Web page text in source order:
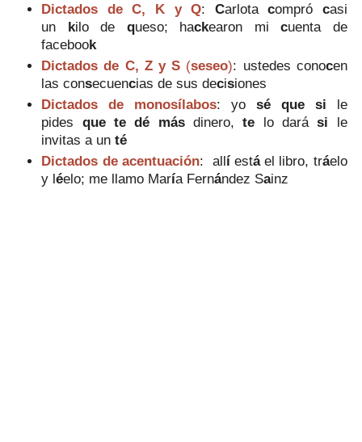
Dictados de C, K y Q: Carlotacompró casi
un kilo de queso; hackearon micuenta de
facebook
Dictados de C, Z y S (seseo): ustedes conocen
las consecuencias de sus decisiones
Dictados de monosílabos:yo sé que si le
pides que te dé másdinero,te lo darási le
invitas a unté
Dictados de acentuación: allíestáel libro, tráelo
y léelo; me llamo María Fernández Sainz